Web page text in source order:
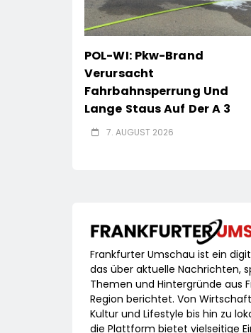
POL-WI: Pkw-Brand
Verursacht
Fahrbahnsperrung Und
Lange Staus Auf Der A 3
7. AUGUST 2026
Frankfurter Umschau ist ein
das über aktuelle Nachrichten,
Themen und Hintergründe aus
Region berichtet. Von
Kultur und Lifestyle bis hin zu
die Plattform bietet vielseitige